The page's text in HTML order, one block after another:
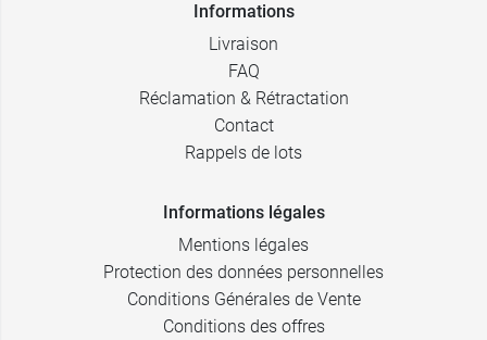
Informations
Livraison
FAQ
Réclamation & Rétractation
Contact
Rappels de lots
Informations légales
Mentions légales
Protection des données personnelles
Conditions Générales de Vente
Conditions des offres